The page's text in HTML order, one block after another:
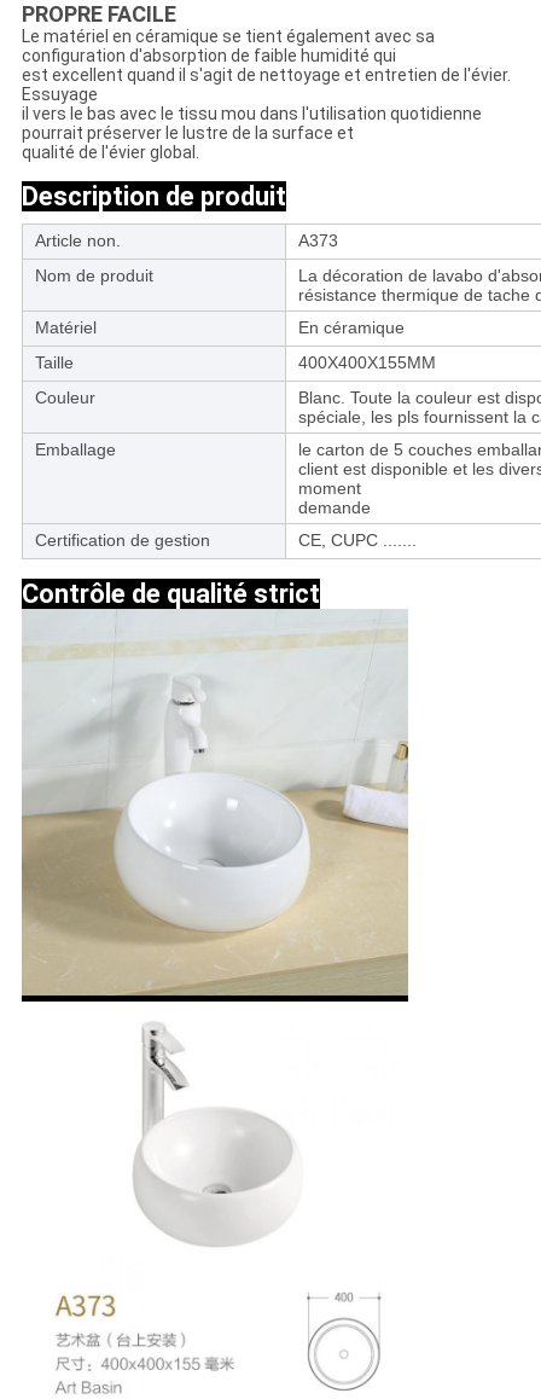
PROPRE FACILE
Le matériel en céramique se tient également avec sa
configuration d'absorption de faible humidité qui
est excellent quand il s'agit de nettoyage et entretien de l'évier.
Essuyage
il vers le bas avec le tissu mou dans l'utilisation quotidienne
pourrait préserver le lustre de la surface et
qualité de l'évier global.
Description de produit
Article non.
A373
Nom de produit
La décoration de lavabo
résistance thermique de tache
Matériel
En céramique
Taille
400X400X155MM
Couleur
Blanc. Toute la couleur est
spéciale, les pls fournissent la
Emballage
le carton de 5 couches
client est disponible et les
moment
demande
Certification de gestion
CE, CUPC .......
Contrôle de qualité strict